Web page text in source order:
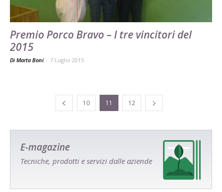
Premio Porco Bravo – I tre vincitori del
2015
Di Marta Boni - 7 Luglio 2015
10 11 12
E-magazine
Tecniche, prodotti e servizi dalle aziende